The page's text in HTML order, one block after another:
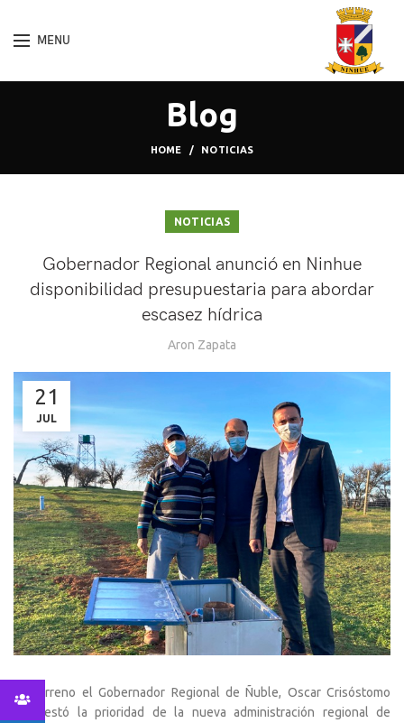
MENU
Blog
HOME NOTICIAS
NOTICIAS
Gobernador Regional anunció en Ninhue
disponibilidad presupuestaria para abordar
escasez hídrica
Aron Zapata
21
JUL
En terreno el Gobernador Regional de Ñuble, Oscar Crisóstomo
manifestó la prioridad de la nueva administración regional de